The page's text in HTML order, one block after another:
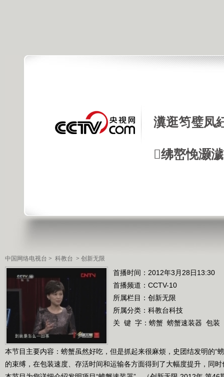
瀵逛笉璧凤
绋嶅悗灏
中国网络电视台 > 科教台 > 创新无限
首播时间：2012年3月28日13:30
首播频道： CCTV-10
所属栏目： 创新无限
所属分类：科教台科技
关 键 字： 螃蟹 螃蟹速装器 包装
本节目主要内容：螃蟹虽然好吃，但是抓起来很麻烦，史团结发明的“
的束缚，在包装速度、存活时间和运输各方面得到了大幅度提升，同